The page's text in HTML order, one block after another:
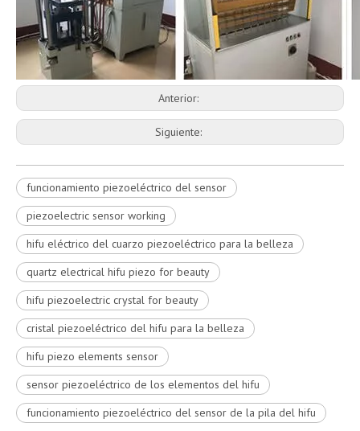
Anterior:
Siguiente:
funcionamiento piezoeléctrico del sensor
piezoelectric sensor working
hifu eléctrico del cuarzo piezoeléctrico para la belleza
quartz electrical hifu piezo for beauty
hifu piezoelectric crystal for beauty
cristal piezoeléctrico del hifu para la belleza
hifu piezo elements sensor
sensor piezoeléctrico de los elementos del hifu
funcionamiento piezoeléctrico del sensor de la pila del hifu